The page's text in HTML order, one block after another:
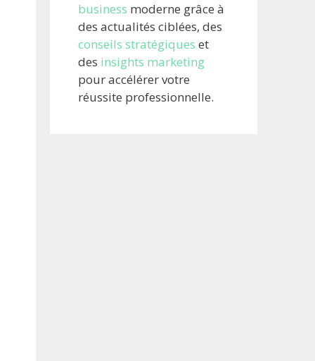
business moderne grâce à
des actualités ciblées, des
conseils stratégiques et
des insights marketing
pour accélérer votre
réussite professionnelle.